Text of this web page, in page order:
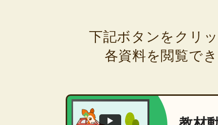
下記ボタンをクリ
各資料を閲覧で